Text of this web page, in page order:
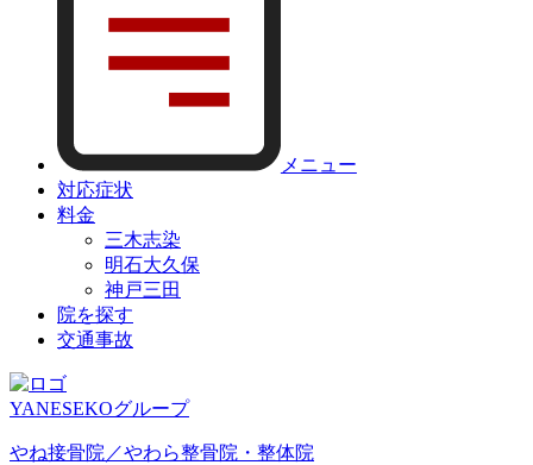
メニュー
対応症状
料金
三木志染
明石大久保
神戸三田
院を探す
交通事故
YANESEKOグループ
やね接骨院／やわら整骨院・整体院